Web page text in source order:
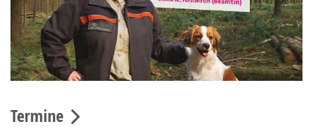
Termine